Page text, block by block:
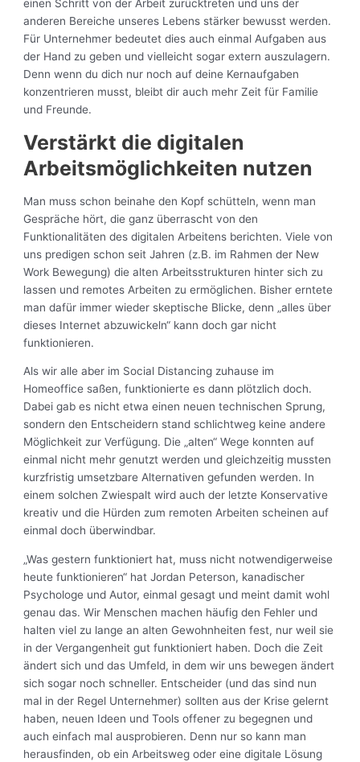
einen Schritt von der Arbeit zurücktreten und uns der
anderen Bereiche unseres Lebens stärker bewusst werden.
Für Unternehmer bedeutet dies auch einmal Aufgaben aus
der Hand zu geben und vielleicht sogar extern auszulagern.
Denn wenn du dich nur noch auf deine Kernaufgaben
konzentrieren musst, bleibt dir auch mehr Zeit für Familie
und Freunde.
Verstärkt die digitalen
Arbeitsmöglichkeiten nutzen
Man muss schon beinahe den Kopf schütteln, wenn man
Gespräche hört, die ganz überrascht von den
Funktionalitäten des digitalen Arbeitens berichten. Viele von
uns predigen schon seit Jahren (z.B. im Rahmen der New
Work Bewegung) die alten Arbeitsstrukturen hinter sich zu
lassen und remotes Arbeiten zu ermöglichen. Bisher erntete
man dafür immer wieder skeptische Blicke, denn „alles über
dieses Internet abzuwickeln“ kann doch gar nicht
funktionieren.
Als wir alle aber im Social Distancing zuhause im
Homeoffice saßen, funktionierte es dann plötzlich doch.
Dabei gab es nicht etwa einen neuen technischen Sprung,
sondern den Entscheidern stand schlichtweg keine andere
Möglichkeit zur Verfügung. Die „alten“ Wege konnten auf
einmal nicht mehr genutzt werden und gleichzeitig mussten
kurzfristig umsetzbare Alternativen gefunden werden. In
einem solchen Zwiespalt wird auch der letzte Konservative
kreativ und die Hürden zum remoten Arbeiten scheinen auf
einmal doch überwindbar.
„Was gestern funktioniert hat, muss nicht notwendigerweise
heute funktionieren“ hat Jordan Peterson, kanadischer
Psychologe und Autor, einmal gesagt und meint damit wohl
genau das. Wir Menschen machen häufig den Fehler und
halten viel zu lange an alten Gewohnheiten fest, nur weil sie
in der Vergangenheit gut funktioniert haben. Doch die Zeit
ändert sich und das Umfeld, in dem wir uns bewegen ändert
sich sogar noch schneller. Entscheider (und das sind nun
mal in der Regel Unternehmer) sollten aus der Krise gelernt
haben, neuen Ideen und Tools offener zu begegnen und
auch einfach mal ausprobieren. Denn nur so kann man
herausfinden, ob ein Arbeitsweg oder eine digitale Lösung